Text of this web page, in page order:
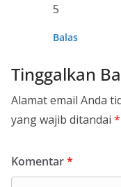
5
Balas
Tinggalkan
Alamat email Anda
yang wajib ditandai *
Komentar*